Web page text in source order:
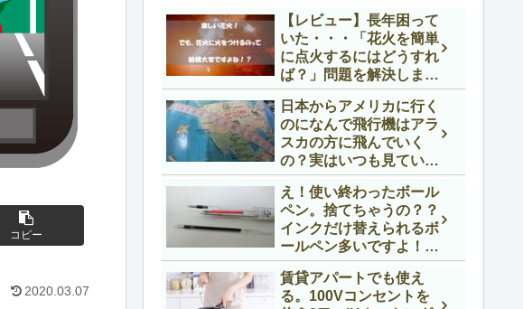
コピー
2020.03.07
【レビュー】長年困って
いた・・・「花火を簡単
に点火するにはどうすれ
ば？」問題を解決しまし
た！ SOTO ST-480の
紹介
日本からアメリカに行く
のになんで飛行機はアラ
スカの方に飛んでいく
の？実はいつも見ている
地図に騙されているので
す。
え！使い終わったボール
ペン。捨てちゃうの？？
インクだけ替えられるボ
ールペン多いですよ！交
換インクの選び方や交換
手順を解説します。
賃貸アパートでも使え
る。100Vコンセントを